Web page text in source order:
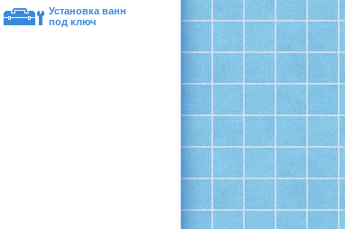
Установка ванн
под ключ